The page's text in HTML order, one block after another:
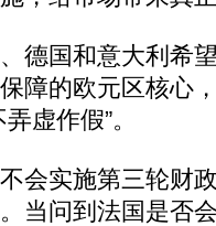
国和意大利希
障的欧元区核心
虚作假”。
实施第三轮财
当问到法国是否